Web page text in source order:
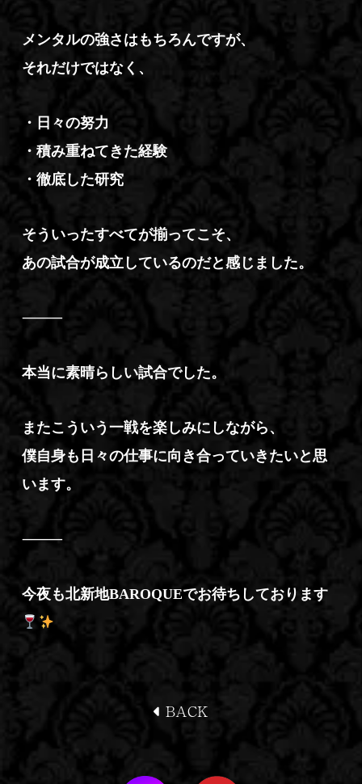
メンタルの強さはもちろんですが、
それだけではなく、
・日々の努力
・積み重ねてきた経験
・徹底した研究
そういったすべてが揃ってこそ、
あの試合が成立しているのだと感じました。
⸻
本当に素晴らしい試合でした。
またこういう一戦を楽しみにしながら、
僕自身も日々の仕事に向き合っていきたいと思
います。
⸻
今夜も北新地BAROQUEでお待ちしております
BACK